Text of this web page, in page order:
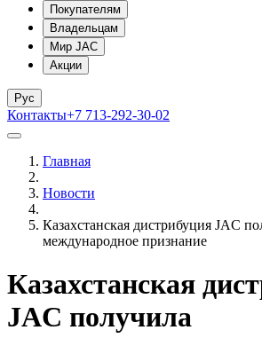
Покупателям
Владельцам
Мир JAC
Акции
Рус
Контакты+7 713-292-30-02
Главная
Новости
Казахстанская дистрибуция JAC
международное признание
Казахстанская
JAC получила